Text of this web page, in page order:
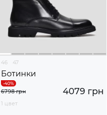
46 47
Ботинки
4079 грн
6798 грн
1 цвет